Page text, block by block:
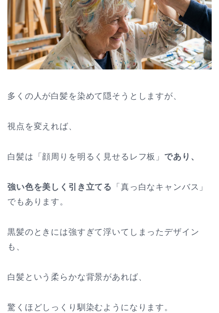
多くの人が白髪を染めて隠そうとしますが、
視点を変えれば、
白髪は「顔周りを明るく見せるレフ板」であり、
強い色を美しく引き立てる
「真っ白なキャンバス」
でもあります。
黒髪のときには強すぎて浮いてしまったデザイン
も、
白髪という柔らかな背景があれば、
驚くほどしっくり馴染むようになります。